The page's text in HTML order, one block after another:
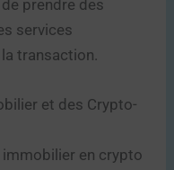
prendre des
services
transaction.
et des Crypto-
immobilier en crypto